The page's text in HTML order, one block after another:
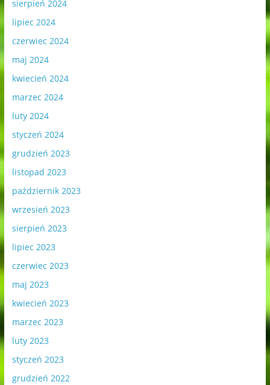
sierpień 2024
lipiec 2024
czerwiec 2024
maj 2024
kwiecień 2024
marzec 2024
luty 2024
styczeń 2024
grudzień 2023
listopad 2023
październik 2023
wrzesień 2023
sierpień 2023
lipiec 2023
czerwiec 2023
maj 2023
kwiecień 2023
marzec 2023
luty 2023
styczeń 2023
grudzień 2022